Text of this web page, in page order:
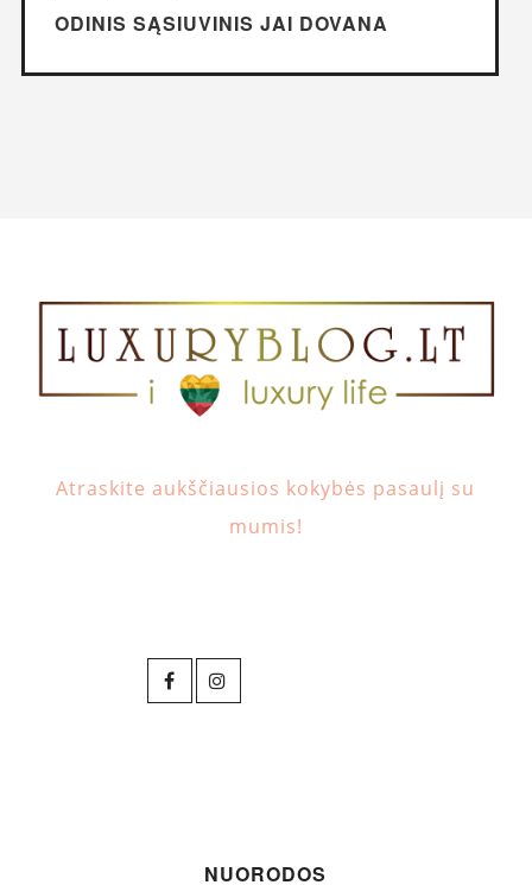
ODINIS SĄSIUVINIS JAI DOVANA
Atraskite aukščiausios kokybės pasaulį su
mumis!
NUORODOS